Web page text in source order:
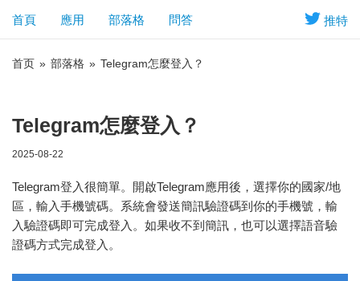
推特
首頁 應用 部落格 問答
首页 » 部落格 » Telegram怎麼登入？
Telegram怎麼登入？
2025-08-22
Telegram登入很簡單。開啟Telegram應用後，選擇你的國家/地
區，輸入手機號碼。系統會發送簡訊驗證碼到你的手機號，輸
入驗證碼即可完成登入。如果收不到簡訊，也可以選擇語音驗
證碼方式完成登入。